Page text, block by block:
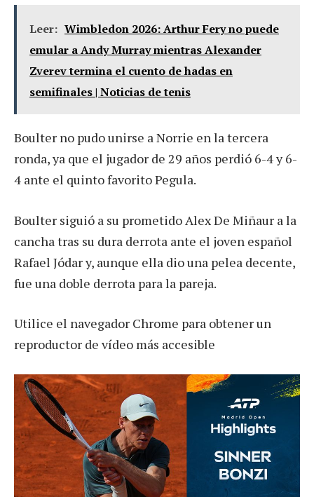
Leer: Wimbledon 2026: Arthur Fery no puede
emular a Andy Murray mientras Alexander
Zverev termina el cuento de hadas en
semifinales | Noticias de tenis
Boulter no pudo unirse a Norrie en la tercera
ronda, ya que el jugador de 29 años perdió 6-4 y 6-
4 ante el quinto favorito Pegula.
Boulter siguió a su prometido Alex De Miñaur a la
cancha tras su dura derrota ante el joven español
Rafael Jódar y, aunque ella dio una pelea decente,
fue una doble derrota para la pareja.
Utilice el navegador Chrome para obtener un
reproductor de vídeo más accesible